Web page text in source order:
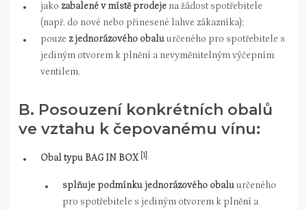
jako zabalené v místě prodeje na žádost spotřebitele
(např. do nové nebo přinesené lahve zákazníka);
pouze z jednorázového obaluurčeného pro spotřebitele s
jediným otvorem k plnění a nevyměnitelným výčepním
ventilem.
B. Posouzení konkrétních obalů
ve vztahu k čepovanému vínu:
Obal typu BAG IN BOX [1]
splňuje podmínku jednorázového obaluurčeného
pro spotřebitele s jediným otvorem k plnění a